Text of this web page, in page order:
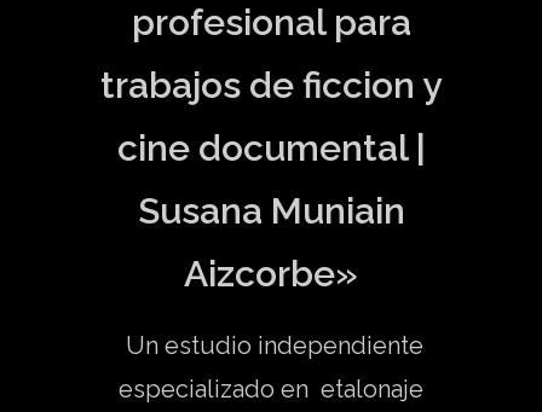
profesional para
trabajos de ficcion y
cine documental |
Susana Muniain
Aizcorbe»
Un estudio independiente
especializado en etalonaje